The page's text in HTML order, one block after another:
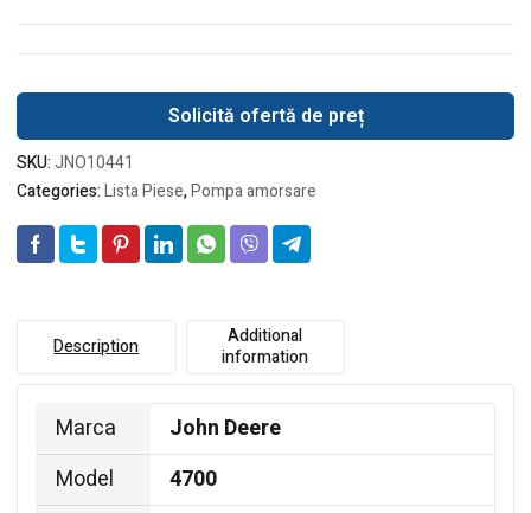
Solicită ofertă de preț
SKU:JNO10441
Categories:Lista Piese,Pompa amorsare
Description
Additional
information
Marca
John Deere
Model
4700